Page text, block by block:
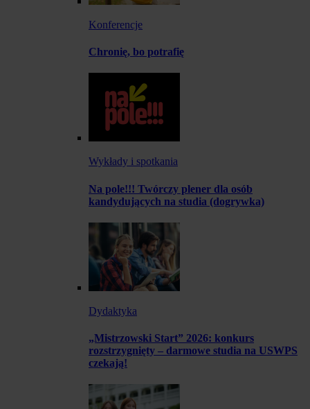
Konferencje
Chronię, bo potrafię
Wykłady i spotkania
Na pole!!! Twórczy plener dla osób
kandydujących na studia (dogrywka)
Dydaktyka
„Mistrzowski Start” 2026: konkurs
rozstrzygnięty – darmowe studia na USWPS
czekają!